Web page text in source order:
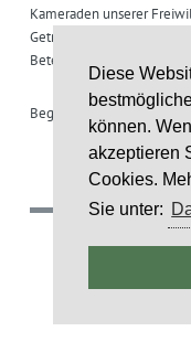
Diese
können.
akzeptieren
Cookies.
Sie unter:
Kameraden unserer
Getränke ist gesorgt. Die
Beteiligung.
Beginn ist um 18 Uhr.
(c)